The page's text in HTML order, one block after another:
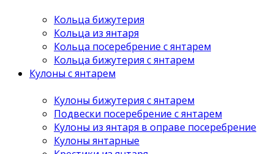
Кольца бижутерия
Кольца из янтаря
Кольца посеребрение с янтарем
Кольца бижутерия с янтарем
Кулоны с янтарем
Кулоны бижутерия с янтарем
Подвески посеребрение с янтарем
Кулоны из янтаря в оправе посеребрение
Кулоны янтарные